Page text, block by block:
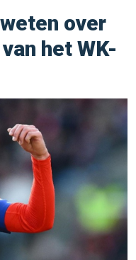
over
het WK-